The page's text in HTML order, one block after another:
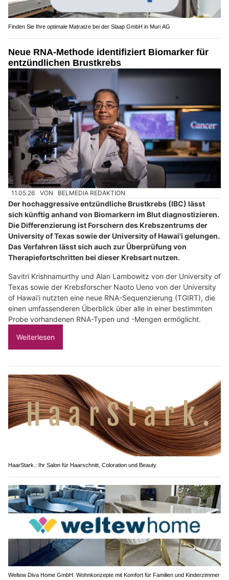
Finden Sie Ihre optimale Matratze bei der Slaap GmbH in Muri AG
Neue RNA-Methode identifiziert Biomarker für
entzündlichen Brustkrebs
11.05.26 VON BELMEDIA REDAKTION
Der hochaggressive entzündliche Brustkrebs (IBC) lässt
sich künftig anhand von Biomarkern im Blut diagnostizieren.
Die Differenzierung ist Forschern des Krebszentrums der
University of Texas sowie der University of Hawai'i gelungen.
Das Verfahren lässt sich auch zur Überprüfung von
Therapiefortschritten bei dieser Krebsart nutzen.
Savitri Krishnamurthy und Alan Lambowitz von der University of
Texas sowie der Krebsforscher Naoto Ueno von der University
of Hawai'i nutzten eine neue RNA-Sequenzierung (TGIRT), die
einen umfassenderen Überblick über alle in einer bestimmten
Probe vorhandenen RNA-Typen und -Mengen ermöglicht.
Weiterlesen
HaarStark.: Ihr Salon für Haarschnitt, Coloration und Beauty
Weltew Diva Home GmbH: Wohnkonzepte mit Komfort für Familien und Kinderzimmer